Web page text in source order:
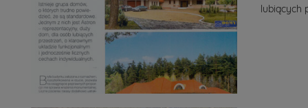
lubiących